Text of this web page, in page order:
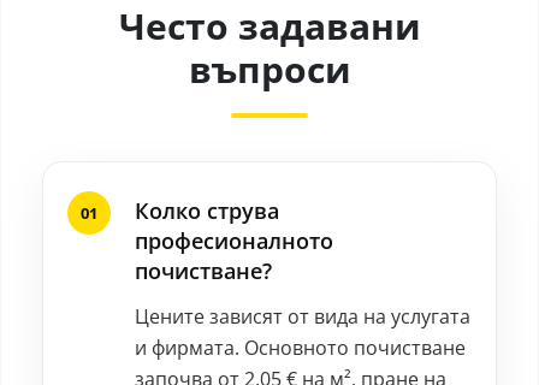
Често задавани
въпроси
Колко струва
професионалното
почистване?
Цените зависят от вида на услугата
и фирмата. Основното почистване
започва от 2.05 € на м², пране на